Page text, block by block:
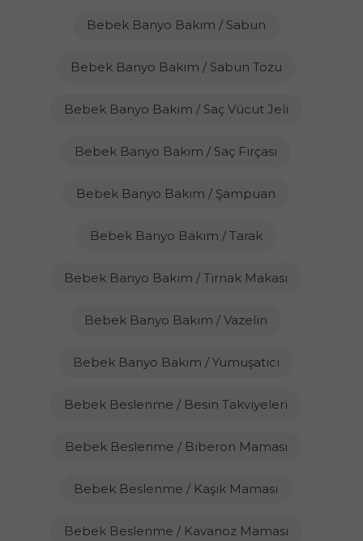
Bebek Banyo Bakım / Sabun
Bebek Banyo Bakım / Sabun Tozu
Bebek Banyo Bakım / Saç Vücut Jeli
Bebek Banyo Bakım / Saç Fırçası
Bebek Banyo Bakım / Şampuan
Bebek Banyo Bakım / Tarak
Bebek Banyo Bakım / Tırnak Makası
Bebek Banyo Bakım / Vazelin
Bebek Banyo Bakım / Yumuşatıcı
Bebek Beslenme / Besin Takviyeleri
Bebek Beslenme / Biberon Maması
Bebek Beslenme / Kaşık Maması
Bebek Beslenme / Kavanoz Maması